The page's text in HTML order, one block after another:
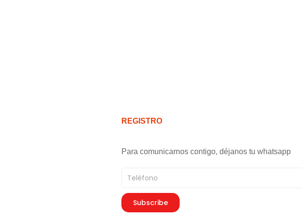
REGISTRO
Para comunicarnos contigo, déjanos tu whatsapp
Teléfono
Subscribe